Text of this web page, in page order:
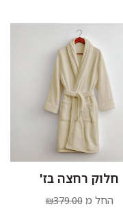
חלוק רחצה בז'
החל מ ₪379.00